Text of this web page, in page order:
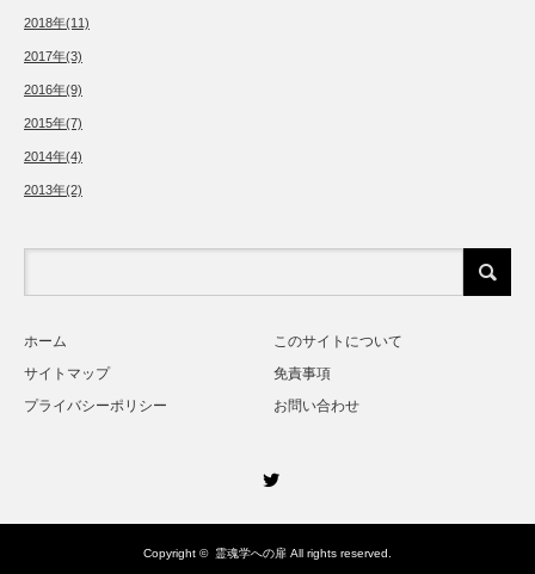
2018年(11)
2017年(3)
2016年(9)
2015年(7)
2014年(4)
2013年(2)
ホーム
このサイトについて
サイトマップ
免責事項
プライバシーポリシー
お問い合わせ
Copyright © 霊魂学への扉 All rights reserved.